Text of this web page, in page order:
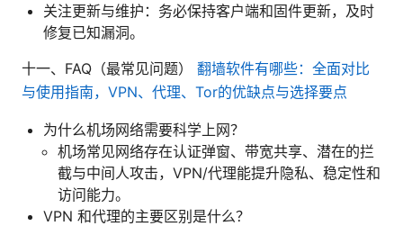
关注更新与维护：务必保持客户端和固件更新，及时
修复已知漏洞。
十一、FAQ（最常见问题） 翻墙软件有哪些：全面对比
与使用指南，VPN、代理、Tor的优缺点与选择要点
为什么机场网络需要科学上网？
机场常见网络存在认证弹窗、带宽共享、潜在的拦
截与中间人攻击，VPN/代理能提升隐私、稳定性和
访问能力。
VPN 和代理的主要区别是什么？